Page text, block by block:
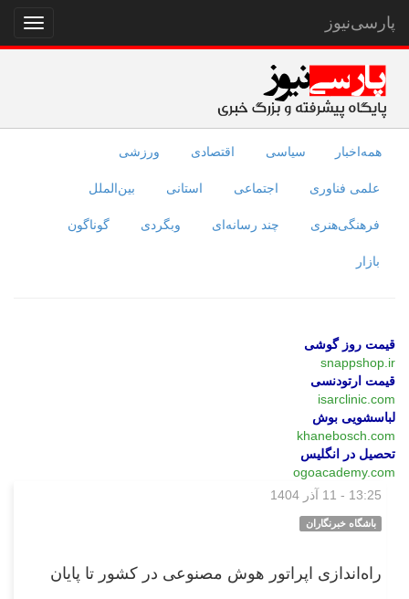
نمایش
منو
پارسی‌نیوز
همه‌اخبار سیاسی اقتصادی ورزشی
علمی فناوری اجتماعی استانی بین‌الملل
فرهنگی‌هنری چند رسانه‌ای وبگردی گوناگون
بازار
قیمت روز گوشی
snappshop.ir
قیمت ارتودنسی
isarclinic.com
لباسشویی بوش
khanebosch.com
تحصیل در انگلیس
ogoacademy.com
13:25 - 11 آذر 1404
باشگاه خبرنگاران
راه‌اندازی اپراتور هوش مصنوعی در کشور تا پایان